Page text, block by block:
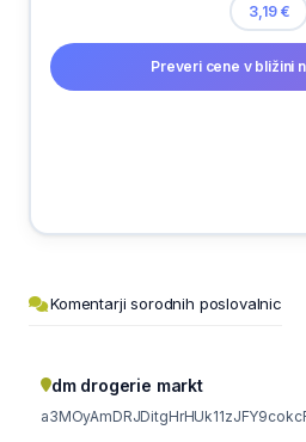
3,19 €
Preveri cene v bližini
Komentarji sorodnih poslovalnic
dm drogerie markt